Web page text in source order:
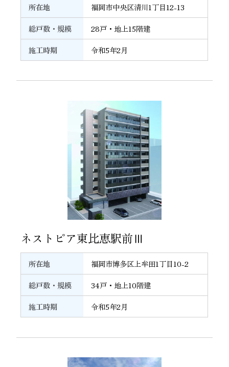
所在地
福岡市中央区清川1丁目12-13
総戸数・規模
28戸・地上15階建
施工時期
令和5年2月
ネストピア東比恵駅前Ⅲ 35
所在地
福岡市博多区上牟田1丁目10-2
総戸数・規模
34戸・地上10階建
施工時期
令和5年2月